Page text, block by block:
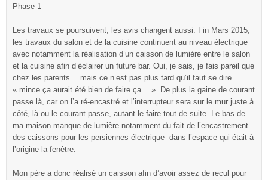
Phase 1
Les travaux se poursuivent, les avis changent aussi. Fin Mars 2015,
les travaux du salon et de la cuisine continuent au niveau électrique
avec notamment la réalisation d’un caisson de lumière entre le salon
et la cuisine afin d’éclairer un future bar. Oui, je sais, je fais pareil que
chez les parents… mais ce n’est pas plus tard qu’il faut se dire
« mince ça aurait été bien de faire ça… ». De plus la gaine de courant
passe là, car on l’a ré-encastré et l’interrupteur sera sur le mur juste à
côté, là ou le courant passe, autant le faire tout de suite. Le bas de
ma maison manque de lumière notamment du fait de l’encastrement
des caissons pour les persiennes électrique dans l’espace qui était à
l’origine la fenêtre.
Mon père a donc réalisé un caisson afin d’avoir assez de recul pour